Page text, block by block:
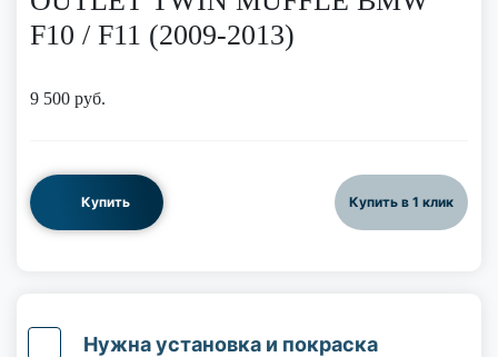
F10 / F11 (2009-2013)
9 500 руб.
Купить Купить в 1 клик
Нужна установка и покраска